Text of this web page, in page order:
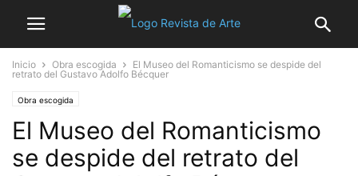
Inicio Obra escogida
El Museo del Romanticismo se despide del
retrato del Gustavo Adolfo Bécquer
Obra escogida
El Museo del Romanticismo
se despide del retrato del